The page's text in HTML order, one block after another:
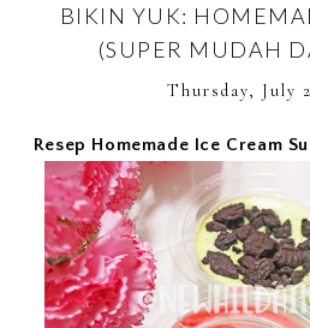
BIKIN YUK:
(SUPER MUDAH
Thursday, July
Resep Homemade Ice Cream